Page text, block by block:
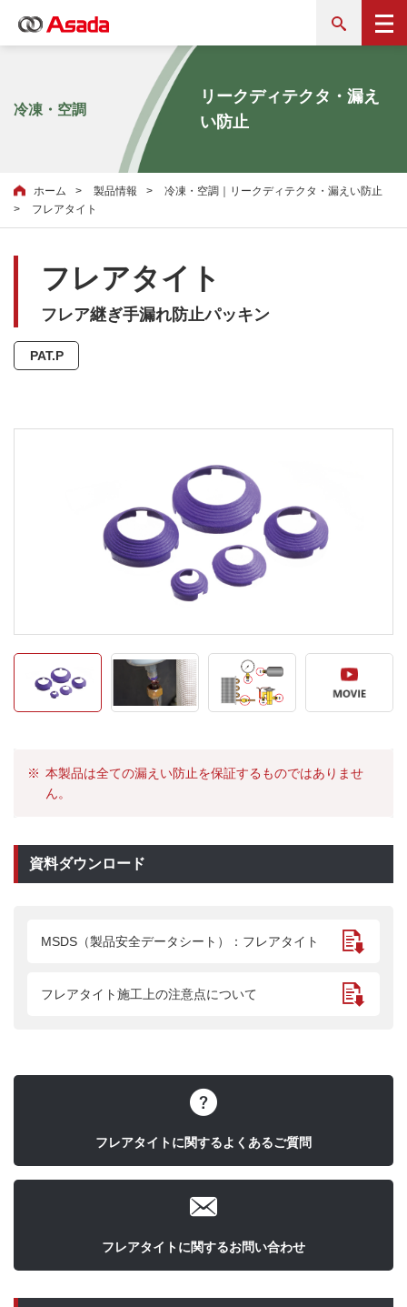
冷凍・空調
リークディテクタ・漏え
い防止
ホーム 製品情報
冷凍・空調｜リークディテクタ・漏えい防止
フレアタイト
フレアタイト
フレア継ぎ手漏れ防止パッキン
PAT.P
本製品は全ての漏えい防止を保証するものではありませ
ん。
資料ダウンロード
MSDS（製品安全データシート）：フレアタイト
フレアタイト施工上の注意点について
フレアタイトに関するよくあるご質問
フレアタイトに関するお問い合わせ